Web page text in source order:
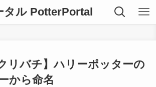
タル PotterPortal
リバチ】ハリーポッターの
から命名